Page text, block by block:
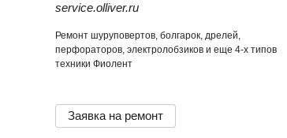
service.olliver.ru
Ремонт шуруповертов, болгарок, дрелей,
перфораторов, электролобзиков и еще 4-х типов
техники Фиолент
Заявка на ремонт